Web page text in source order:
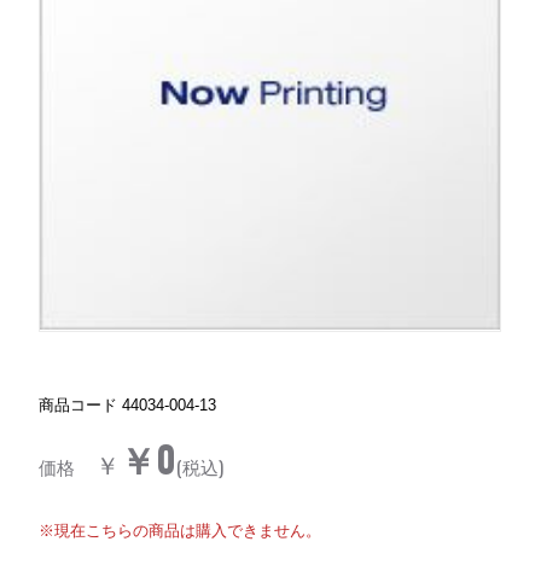
商品コード 44034-004-13
価格 ￥ ￥0(税込)
※現在こちらの商品は購入できません。